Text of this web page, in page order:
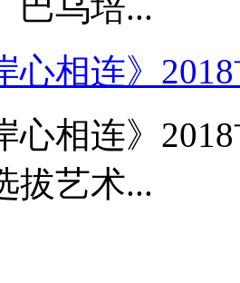
心相连》
心相连》
拔艺术...